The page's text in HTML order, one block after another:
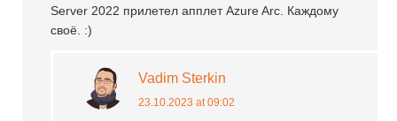
Server 2022 прилетел апплет Azure Arc. Каждому
своё. :)
Vadim Sterkin
23.10.2023 at 09:02